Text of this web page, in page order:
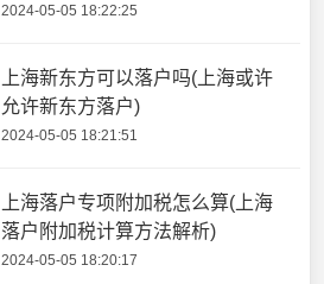
2024-05-05 18:22:25
上海新东方可以落户吗(上海或许
允许新东方落户)
2024-05-05 18:21:51
上海落户专项附加税怎么算(上海
落户附加税计算方法解析)
2024-05-05 18:20:17